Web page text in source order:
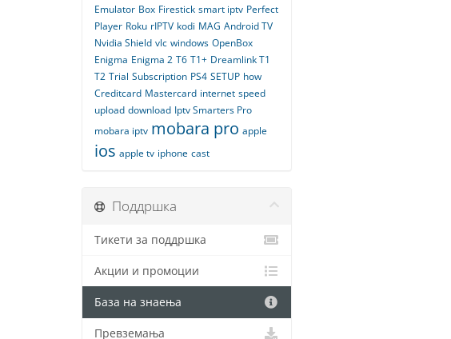
Emulator Box Firestick smart iptv Perfect
Player Roku rIPTV kodi MAG Android TV
Nvidia Shield vlc windows OpenBox
Enigma Enigma 2 T6 T1+ Dreamlink T1
T2 Trial Subscription PS4 SETUP how
Creditcard Mastercard internet speed
upload download Iptv Smarters Pro
mobara iptv mobara pro apple
ios apple tv iphone cast
Поддршка
Тикети за поддршка
Акции и промоции
База на знаења
Превземања